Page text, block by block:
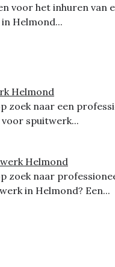
voor het inhuren van
Helmond...
Helmond
zoek naar een
spuitwerk...
Helmond
zoek naar
in Helmond? Een...